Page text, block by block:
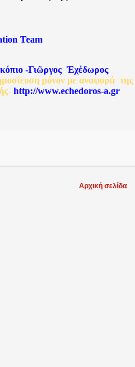
Team
-Γιῶργος Ἐχέδωρος
μόνον με αναφορά της
- http://www.echedoros-a.gr
Αρχική σελίδα